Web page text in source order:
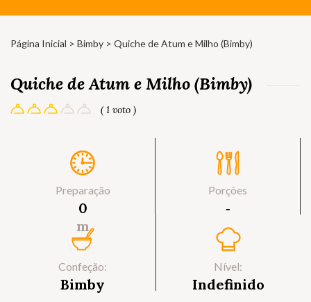
Página Inicial > Bimby > Quiche de Atum e Milho (Bimby)
Quiche de Atum e Milho (Bimby)
( 1 voto )
Preparação
0
m
Porções
‐
Confeção:
Bimby
Nível:
Indefinido